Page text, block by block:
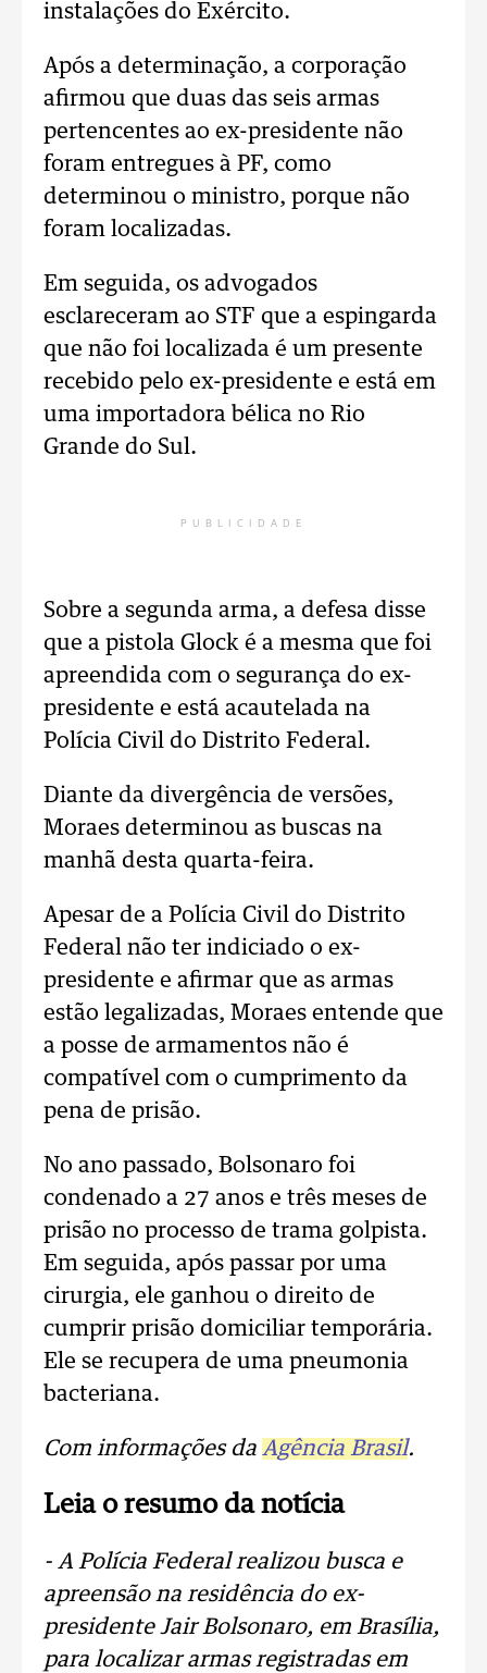
instalações do Exército.
Após a determinação, a corporação
afirmou que duas das seis armas
pertencentes ao ex-presidente não
foram entregues à PF, como
determinou o ministro, porque não
foram localizadas.
Em seguida, os advogados
esclareceram ao STF que a espingarda
que não foi localizada é um presente
recebido pelo ex-presidente e está em
uma importadora bélica no Rio
Grande do Sul.
PUBLICIDADE
Sobre a segunda arma, a defesa disse
que a pistola Glock é a mesma que foi
apreendida com o segurança do ex-
presidente e está acautelada na
Polícia Civil do Distrito Federal.
Diante da divergência de versões,
Moraes determinou as buscas na
manhã desta quarta-feira.
Apesar de a Polícia Civil do Distrito
Federal não ter indiciado o ex-
presidente e afirmar que as armas
estão legalizadas, Moraes entende que
a posse de armamentos não é
compatível com o cumprimento da
pena de prisão.
No ano passado, Bolsonaro foi
condenado a 27 anos e três meses de
prisão no processo de trama golpista.
Em seguida, após passar por uma
cirurgia, ele ganhou o direito de
cumprir prisão domiciliar temporária.
Ele se recupera de uma pneumonia
bacteriana.
Com informações da Agência Brasil.
Leia o resumo da notícia
- A Polícia Federal realizou busca e
apreensão na residência do ex-
presidente Jair Bolsonaro, em Brasília,
para localizar armas registradas em